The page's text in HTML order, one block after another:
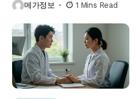
메가정보 1 Mins Read